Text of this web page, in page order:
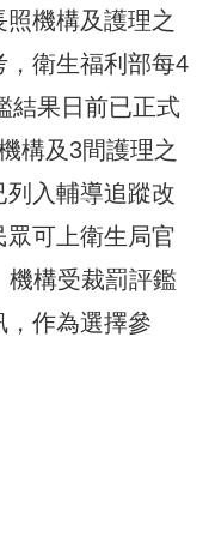
機構及護理之
，衛生福利部每4
結果日前已正式
構及3間護理之
入輔導追蹤改
可上衛生局官
機構受裁罰評鑑
作為選擇參